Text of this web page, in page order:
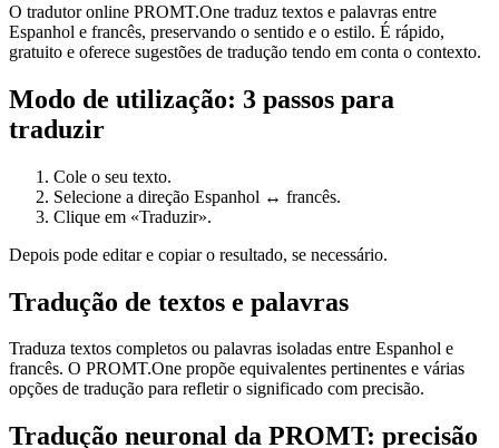
O tradutor online PROMT.One traduz textos e palavras entre
Espanhol e francês, preservando o sentido e o estilo. É rápido,
gratuito e oferece sugestões de tradução tendo em conta o contexto.
Modo de utilização: 3 passos para
traduzir
Cole o seu texto.
Selecione a direção Espanhol ↔ francês.
Clique em «Traduzir».
Depois pode editar e copiar o resultado, se necessário.
Tradução de textos e palavras
Traduza textos completos ou palavras isoladas entre Espanhol e
francês. O PROMT.One propõe equivalentes pertinentes e várias
opções de tradução para refletir o significado com precisão.
Tradução neuronal da PROMT: precisão